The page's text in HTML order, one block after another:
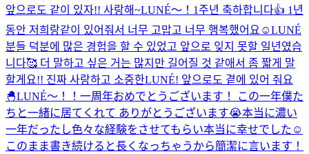
앞으로도 같이 있자!! 사랑해~LUNÉ〜！1주년 축하합니다👍 1년
동안 저희랑같이 있어줘서 너무 고맙고 너무 행복했어요☺️LUNÉ
분들 덕분에 많은 경험을 할 수 있었고 앞으로 잊지 못할 일년였습
니다🥰 더 말하고 싶은 거는 많지만 길어질 것 같애서 좀 짧게 말
할게요!! 진짜 사랑하고 소중한LUNÉ! 앞으로도 곁에 있어 줘요
🐣LUNÉ〜！！一周年おめでとうございます！ この一年僕た
ちと一緒に居てくれて ありがとうございます😭本当に濃い
一年だったし色々な経験をさせてもらい本当に幸せでした☺️
このまま書き続けると長くなっちゃうから簡潔に言います！